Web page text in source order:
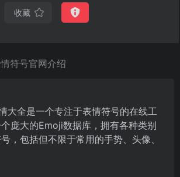
收藏
符号官网介绍
大全是一个专注于表情符号的在线工
庞大的Emoji数据库，拥有各种类别
，包括但不限于常用的手势、头像、